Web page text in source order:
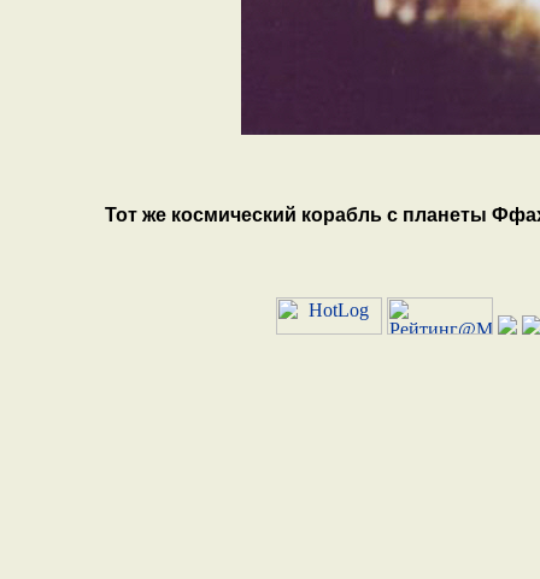
Тот же космический корабль с планеты